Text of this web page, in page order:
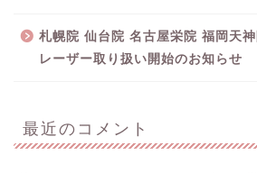
札幌院 仙台院 名古屋栄院 福岡天
レーザー取り扱い開始のお知らせ
最近のコメント